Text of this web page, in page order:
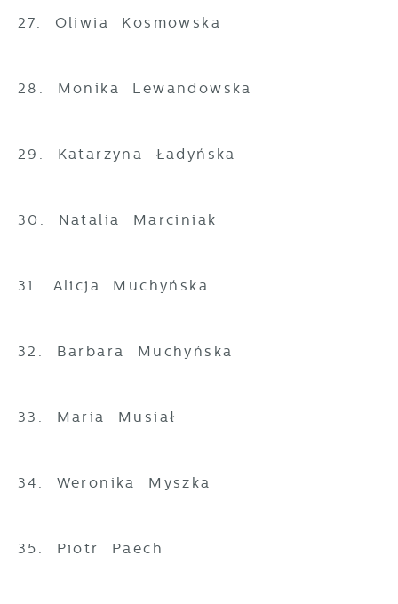
27. Oliwia Kosmowska
28. Monika Lewandowska
29. Katarzyna Ładyńska
30. Natalia Marciniak
31. Alicja Muchyńska
32. Barbara Muchyńska
33. Maria Musiał
34. Weronika Myszka
35. Piotr Paech